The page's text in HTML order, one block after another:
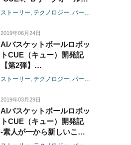
ターに挑戦-
ストーリー テクノロジー パートナーロボット
2019年06月24日
AIバスケットボールロボッ
トCUE（キュー）開発記
【第2弾】
-CUE3、ギネス世界記録™
ストーリー テクノロジー パートナーロボット
2019年03月29日
AIバスケットボールロボッ
トCUE（キュー）開発記
-素人が一から新しいこと
に挑戦する社内チャレン